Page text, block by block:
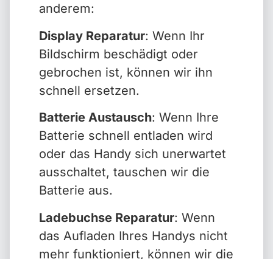
anderem:
Display Reparatur: Wenn Ihr
Bildschirm beschädigt oder
gebrochen ist, können wir ihn
schnell ersetzen.
Batterie Austausch: Wenn Ihre
Batterie schnell entladen wird
oder das Handy sich unerwartet
ausschaltet, tauschen wir die
Batterie aus.
Ladebuchse Reparatur: Wenn
das Aufladen Ihres Handys nicht
mehr funktioniert, können wir die